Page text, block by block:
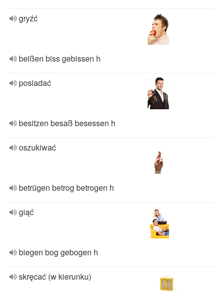
gryźć
beißen biss gebissen h
posiadać
besitzen besaß besessen h
oszukiwać
betrügen betrog betrogen h
giąć
biegen bog gebogen h
skręcać (w kierunku)